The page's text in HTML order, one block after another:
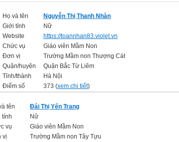
Họ và tên
Nguyễn Thị Thanh Nhàn
Giới tính
Nữ
Website
https://toannhan83.violet.vn
Chức vụ
Giáo viên Mầm Non
Đơn vị
Trường Mầm non Thượng Cát
Quận/huyện
Quận Bắc Từ Liêm
Tỉnh/thành
Hà Nội
Điểm số
373 (xem chi tiết)
tên
Đái Thị Yến Trang
tính
Nữ
vụ
Giáo viên Mầm Non
vị
Trường Mầm non Tây Tựu